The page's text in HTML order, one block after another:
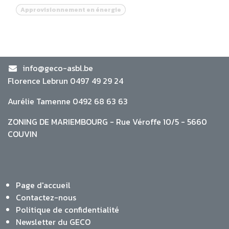
Approvisionnement en énergie
info@geco-asbl.be
Florence Lebrun 0497 49 29 24
Aurélie Tamenne 0492 68 63 63
ZONING DE MARIEMBOURG - Rue Véroffe 10/5 - 5660
COUVIN
Page d'accueil
Contactez-nous
Politique de confidentialité
Newsletter du GECO